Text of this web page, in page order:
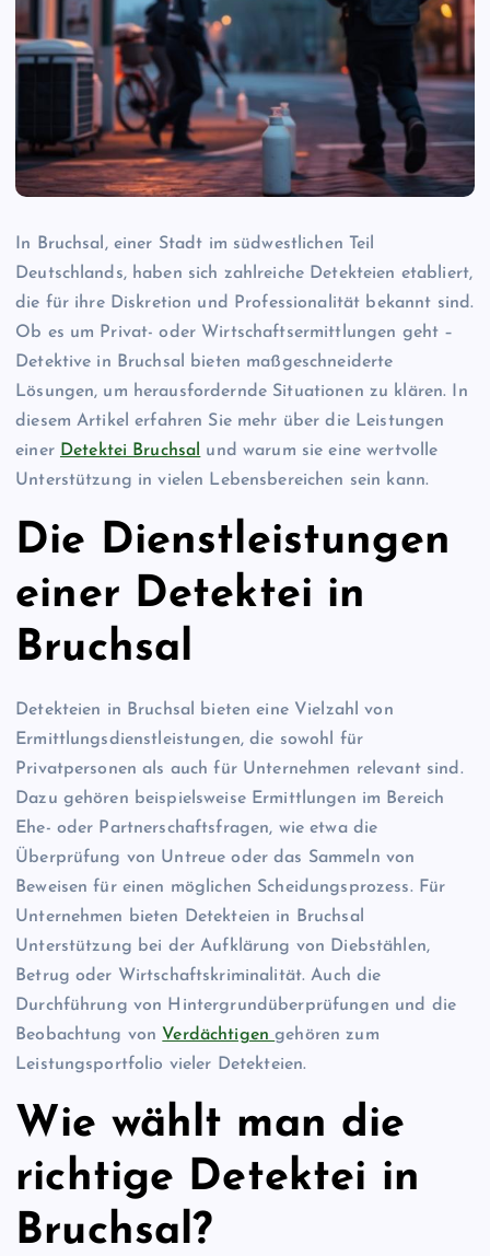
In Bruchsal, einer Stadt im südwestlichen Teil
Deutschlands, haben sich zahlreiche Detekteien etabliert,
die für ihre Diskretion und Professionalität bekannt sind.
Ob es um Privat- oder Wirtschaftsermittlungen geht –
Detektive in Bruchsal bieten maßgeschneiderte
Lösungen, um herausfordernde Situationen zu klären. In
diesem Artikel erfahren Sie mehr über die Leistungen
einer Detektei Bruchsal und warum sie eine wertvolle
Unterstützung in vielen Lebensbereichen sein kann.
Die Dienstleistungen
einer Detektei in
Bruchsal
Detekteien in Bruchsal bieten eine Vielzahl von
Ermittlungsdienstleistungen, die sowohl für
Privatpersonen als auch für Unternehmen relevant sind.
Dazu gehören beispielsweise Ermittlungen im Bereich
Ehe- oder Partnerschaftsfragen, wie etwa die
Überprüfung von Untreue oder das Sammeln von
Beweisen für einen möglichen Scheidungsprozess. Für
Unternehmen bieten Detekteien in Bruchsal
Unterstützung bei der Aufklärung von Diebstählen,
Betrug oder Wirtschaftskriminalität. Auch die
Durchführung von Hintergrundüberprüfungen und die
Beobachtung von Verdächtigengehören zum
Leistungsportfolio vieler Detekteien.
Wie wählt man die
richtige Detektei in
Bruchsal?